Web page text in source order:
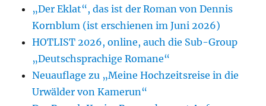
„Der Eklat“, das ist der Roman von Dennis
Kornblum (ist erschienen im Juni 2026)
HOTLIST 2026, online, auch die Sub-Group
„Deutschsprachige Romane“
Neuauflage zu „Meine Hochzeitsreise in die
Urwälder von Kamerun“